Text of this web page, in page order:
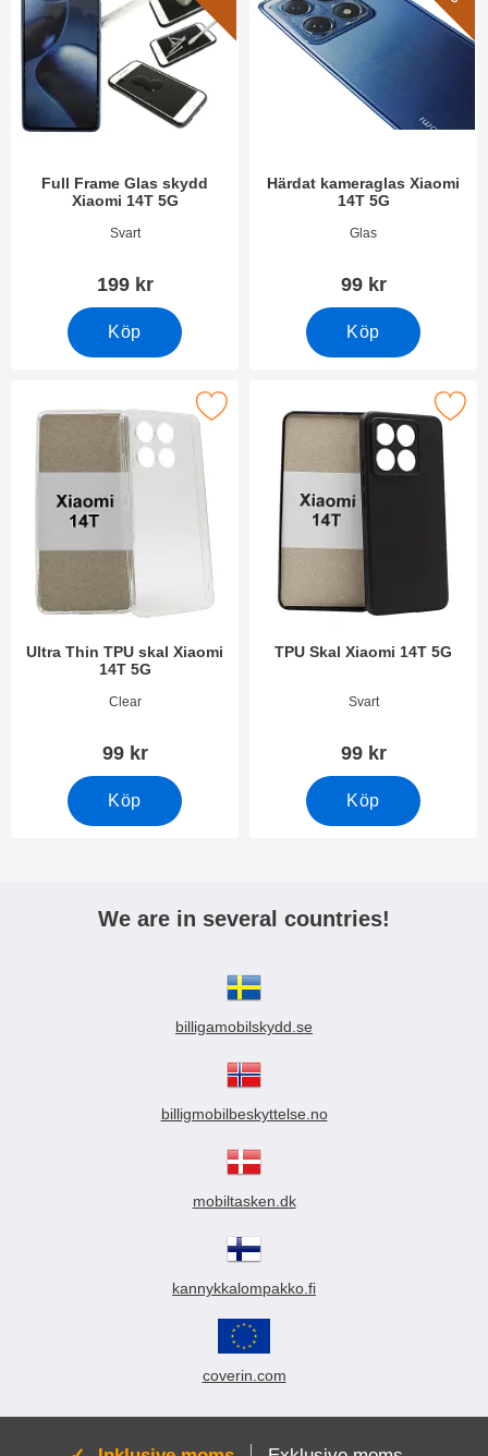
Full Frame Glas skydd
Xiaomi 14T 5G
Art. nr 52152Svart
199 kr
Köp
Härdat kameraglas Xiaomi
14T 5G
Glas
99 kr
Köp
Ultra Thin TPU skal Xiaomi
14T 5G
Art. nr 52154Clear
99 kr
Köp
ultra Thin TPU skal Xiaomi 14T 5G som favorit
TPU Skal Xiaomi 14T 5G
Art. nr 52155Svart
99 kr
Köp
Makera tPU Skal Xiaomi
We are in several countries!
billigamobilskydd.se
billigmobilbeskyttelse.no
mobiltasken.dk
kannykkalompakko.fi
coverin.com